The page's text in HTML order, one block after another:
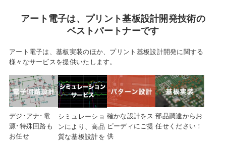
アート電子は、 プリント基板設計開発技術の
ベストパートナーです
アート電子は、基板実装のほか、プリント基板設計開発に関する
様々なサービスを提供いたします。
デジ･アナ･電
源･特殊回路も
お任せ
シミュレーショ
ンにより、高品
質な基板設計を
確かな設計をス
ピーディにご提
供
部品調達から お
任せください！